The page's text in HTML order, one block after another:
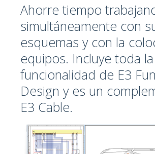
Ahorre tiempo
simultáneamente con
esquemas y con la
equipos. Incluye toda la
funcionalidad de E3
Design y es un
E3 Cable.